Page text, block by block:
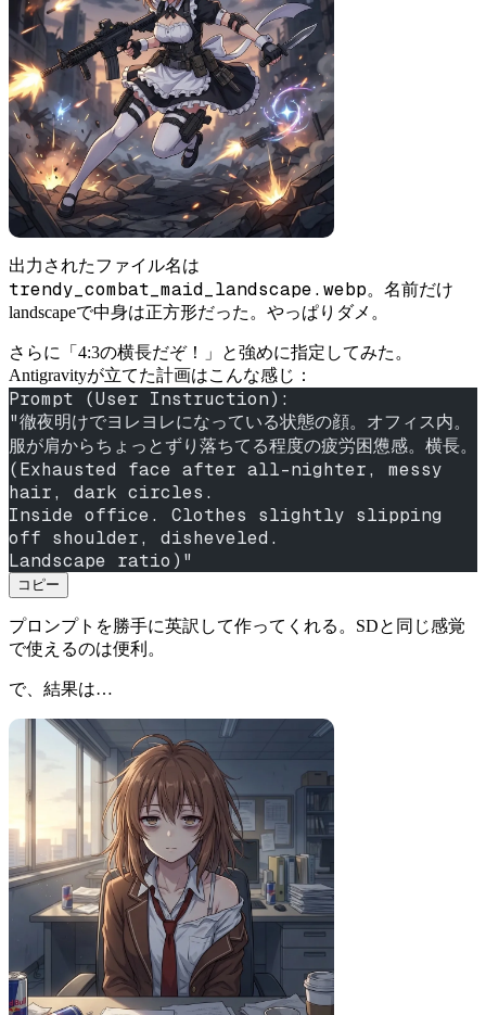
出力されたファイル名は
trendy_combat_maid_landscape.webp。名前だけ
landscapeで中身は正方形だった。やっぱりダメ。
さらに「4:3の横長だぞ！」と強めに指定してみた。
Antigravityが立てた計画はこんな感じ：
Prompt (User Instruction):
"徹夜明けでヨレヨレになっている状態の顔。オフィス内。
服が肩からちょっとずり落ちてる程度の疲労困憊感。横長。
(Exhausted face after all-nighter, messy
hair, dark circles.
Inside office. Clothes slightly slipping
off shoulder, disheveled.
Landscape ratio)"
コピー
プロンプトを勝手に英訳して作ってくれる。SDと同じ感覚
で使えるのは便利。
で、結果は…